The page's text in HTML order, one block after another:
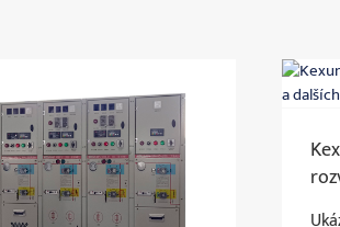
Kexun dokončil certifikaci
rozvodny typu boxu a dalších
produktů v červenci 2025.